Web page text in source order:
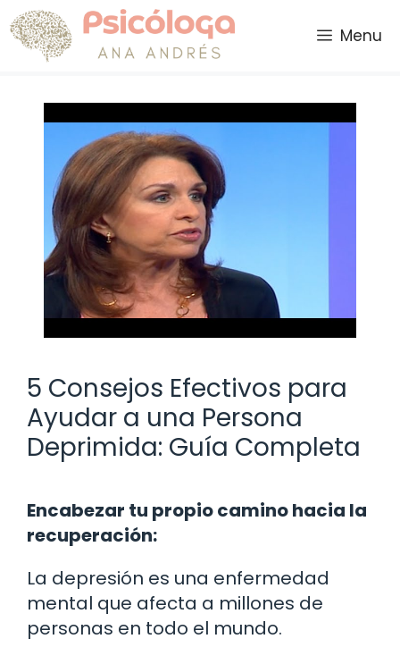
Saltar
al
contenido
Menu
5 Consejos Efectivos para
Ayudar a una Persona
Deprimida: Guía Completa
Encabezar tu propio camino hacia la
recuperación:
La depresión es una enfermedad
mental que afecta a millones de
personas en todo el mundo.